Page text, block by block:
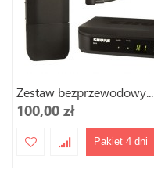
Zestaw bezprzewodowy...
100,00 zł
Pakiet 4 dni